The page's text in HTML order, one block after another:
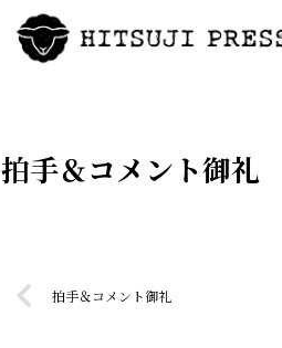
拍手＆コメント御礼
拍手＆コメント御礼